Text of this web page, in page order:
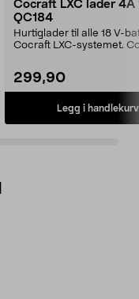
Cocraft LXC lader 4A
QC184
Hurtiglader til alle 18 V-
Cocraft LXC-systemet.
299,90
Legg i handlekurv